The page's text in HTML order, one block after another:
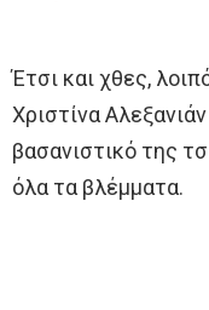
Έτσι και χθες,
Χριστίνα
βασανιστικό της
όλα τα βλέμματα.